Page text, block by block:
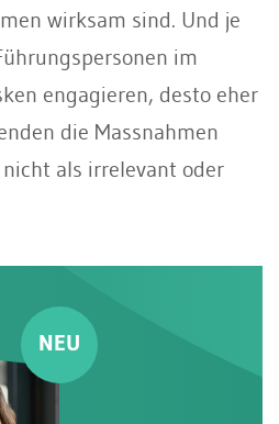
wirksam sind. Und je
im
engagieren, desto eher
die Massnahmen
als irrelevant oder